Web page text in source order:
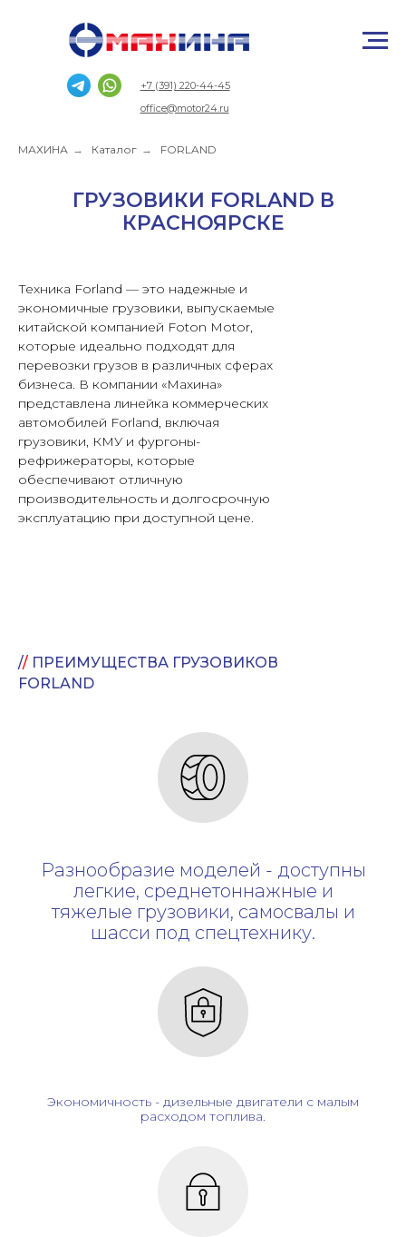
+7 (391) 220-44-45
office@motor24.ru
МАХИНА → Каталог → FORLAND
ГРУЗОВИКИ FORLAND В
КРАСНОЯРСКЕ
Техника Forland — это надежные и
экономичные грузовики, выпускаемые
китайской компанией Foton Motor,
которые идеально подходят для
перевозки грузов в различных сферах
бизнеса. В компании «Махина»
представлена линейка коммерческих
автомобилей Forland, включая
грузовики, КМУ и фургоны-
рефрижераторы, которые
обеспечивают отличную
производительность и долгосрочную
эксплуатацию при доступной цене.
// ПРЕИМУЩЕСТВА ГРУЗОВИКОВ
FORLAND
Разнообразие моделей - доступны
легкие, среднетоннажные и
тяжелые грузовики, самосвалы и
шасси под спецтехнику.
Экономичность - дизельные двигатели с малым
расходом топлива.